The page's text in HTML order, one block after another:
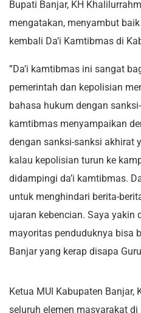
Bupati Banjar, KH
mengatakan, menyambut
kembali Da’i Kamtibmas di
”Da’i kamtibmas ini sangat
pemerintah dan kepolisian
bahasa hukum dengan
kamtibmas menyampaikan
dengan sanksi-sanksi akhirat
kalau kepolisian turun ke
didampingi da’i kamtibmas.
untuk menghindari berita-
ujaran kebencian. Saya yakin
mayoritas penduduknya bisa
Banjar yang kerap disapa
Ketua MUI Kabupaten Banjar,
seluruh elemen masyarakat